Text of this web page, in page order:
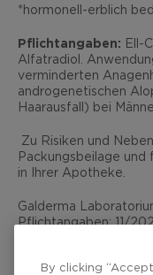
*hormonell-erblich
Pflichtangaben: Ell-
Alfatradiol.
verminderten
androgenetischen
Haarausfall) bei
Zu Risiken und
Packungsbeilage
in Ihrer Apotheke.
Galderma
Pflichtangaben: 11/
By clicking